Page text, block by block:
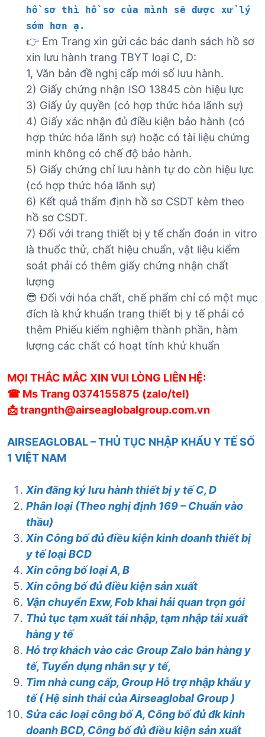
hồ sơ thì hồ sơ của mình sẽ được xử lý
sớm hơn ạ.
👉 Em Trang xin gửi các bác danh sách hồ sơ
xin lưu hành trang TBYT loại C, D:
1, Văn bản đề nghị cấp mới số lưu hành.
2) Giấy chứng nhận ISO 13845 còn hiệu lực
3) Giấy ủy quyền (có hợp thức hóa lãnh sự)
4) Giấy xác nhận đủ điều kiện bảo hành (có
hợp thức hóa lãnh sự) hoặc có tài liệu chứng
minh không có chế độ bảo hành.
5) Giấy chứng chỉ lưu hành tự do còn hiệu lực
(có hợp thức hóa lãnh sự)
6) Kết quả thẩm định hồ sơ CSDT kèm theo
hồ sơ CSDT.
7) Đối với trang thiết bị y tế chẩn đoán in vitro
là thuốc thử, chất hiệu chuẩn, vật liệu kiểm
soát phải có thêm giấy chứng nhận chất
lượng
😎 Đối với hóa chất, chế phẩm chỉ có một mục
đích là khử khuẩn trang thiết bị y tế phải có
thêm Phiếu kiểm nghiệm thành phần, hàm
lượng các chất có hoạt tính khử khuẩn
MỌI THẮC MẮC XIN VUI LÒNG LIÊN HỆ:
☎ Ms Trang 0374155875 (zalo/tel)
📩 trangnth@airseaglobalgroup.com.vn
AIRSEAGLOBAL – THỦ TỤC NHẬP KHẨU Y TẾ SỐ
1 VIỆT NAM
Xin đăng ký lưu hành thiết bị y tế C, D
Phân loại (Theo nghị định 169 – Chuẩn vào
thầu)
Xin Công bố đủ điều kiện kinh doanh thiết bị
y tế loại BCD
Xin công bố loại A, B
Xin công bố đủ điều kiện sản xuất
Vận chuyển Exw, Fob khai hải quan trọn gói
Thủ tục tạm xuất tái nhập, tạm nhập tái xuất
hàng y tế
Hỗ trợ khách vào các Group Zalo bán hàng y
tế, Tuyển dụng nhân sự y tế,
Tìm nhà cung cấp, Group Hỗ trợ nhập khẩu y
tế ( Hệ sinh thái của Airseaglobal Group )
Sửa các loại công bố A, Công bố đủ đk kinh
doanh BCD, Công bố đủ điều kiện sản xuất